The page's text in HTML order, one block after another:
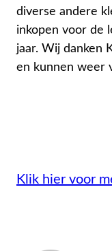
diverse andere
inkopen voor de
jaar. Wij danken
en kunnen weer
Klik hier voor